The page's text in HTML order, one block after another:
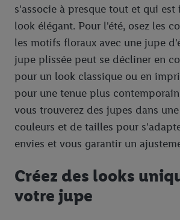
s'associe à presque tout et qui est
look élégant. Pour l'été, osez les
les motifs floraux avec une jupe
jupe plissée peut se décliner en
pour un look classique ou en
pour une tenue plus
vous trouverez des jupes dans
couleurs et de tailles pour
envies et vous garantir un
Créez des looks
votre jupe